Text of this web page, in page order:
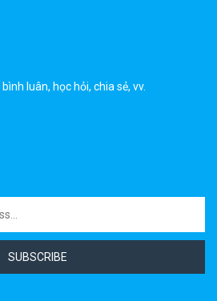
luân, học hỏi, chia sẻ, vv.
SUBSCRIBE